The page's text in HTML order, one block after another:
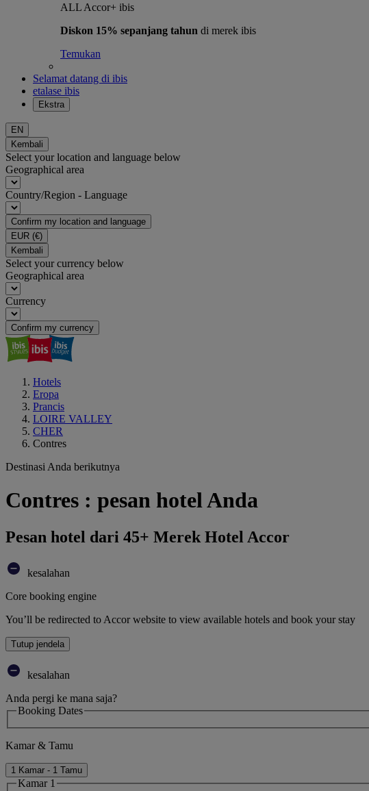
ALL Accor+ ibis
Diskon 15% sepanjang tahun di merek ibis
Temukan
Selamat datang di ibis
etalase ibis
Ekstra
EN
Kembali
Select your location and language below
Geographical area
Country/Region - Language
Confirm my location and language
EUR (€)
Kembali
Select your currency below
Geographical area
Currency
Confirm my currency
Hotels
Eropa
Prancis
LOIRE VALLEY
CHER
Contres
Destinasi Anda berikutnya
Contres : pesan hotel Anda
Pesan hotel dari 45+ Merek Hotel Accor
kesalahan
Core booking engine
You’ll be redirected to Accor website to view available hotels and book your stay
Tutup jendela
kesalahan
Anda pergi ke mana saja?
Booking Dates
Kamar & Tamu
1 Kamar - 1 Tamu
Kamar 1